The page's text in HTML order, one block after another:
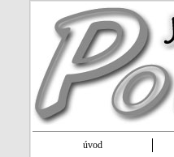
úvod